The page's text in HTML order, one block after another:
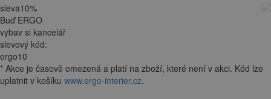
sleva10%
Buď ERGO
vybav si kancelář
slevový kód:
ergo10
* Akce je časově omezená a platí na zboží, které není v akci. Kód lze
uplatnit v košíku www.ergo-interier.cz.